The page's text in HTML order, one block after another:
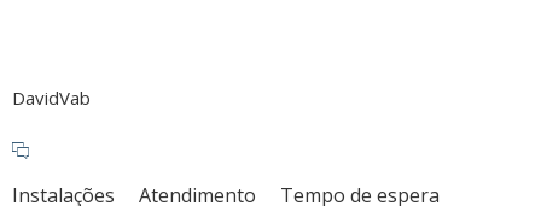
DavidVab
Instalações Atendimento Tempo de espera